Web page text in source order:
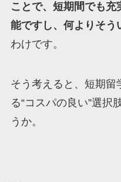
ことで、短期間でも
能ですし、何よりそう
わけです。
そう考えると、短期留
る“コスパの良い”選択
うか。